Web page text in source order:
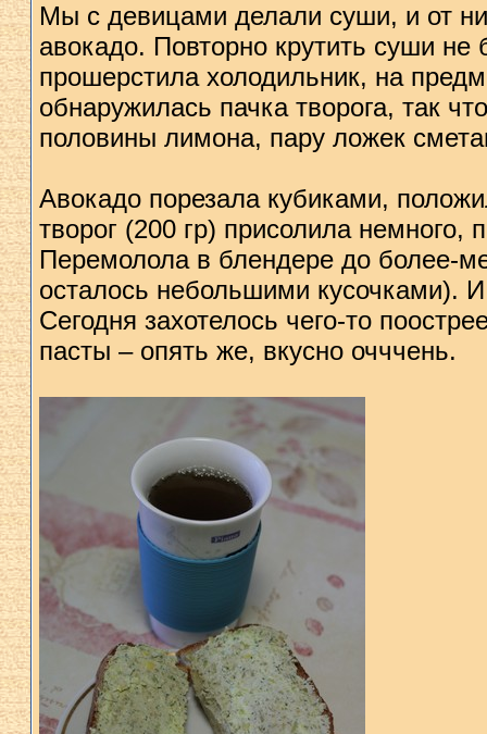
Мы с девицами делали суши, и от
авокадо. Повторно крутить суши
прошерстила холодильник, на
обнаружилась пачка творога, так
половины лимона, пару ложек
Авокадо порезала кубиками,
творог (200 гр) присолила немного,
Перемолола в блендере до более-
осталось небольшими кусочками).
Сегодня захотелось чего-то
пасты – опять же, вкусно очччень.